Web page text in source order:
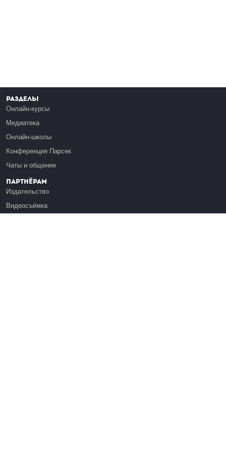
Разделы
Онлайн-курсы
Медиатека
Онлайн-школы
Конференция Парсек
Чаты и общение
Партнёрам
Издательство
Видеосъёмка